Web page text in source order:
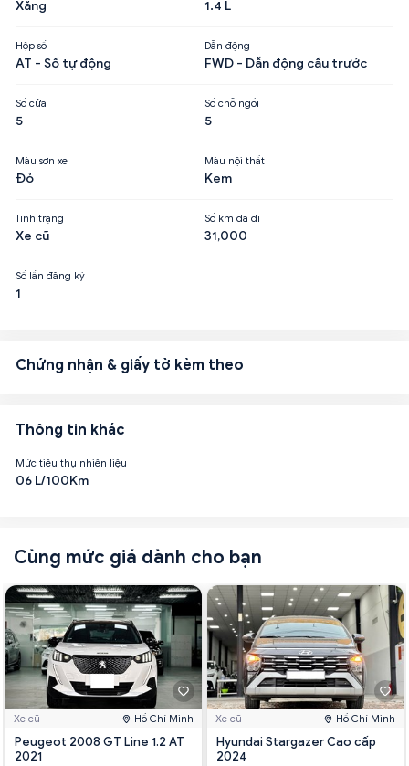
Xăng 1.4 L
Hộp số
AT - Số tự động
Dẫn động
FWD - Dẫn động cầu trước
Số cửa
5
Số chỗ ngồi
5
Màu sơn xe
Đỏ
Màu nội thất
Kem
Tình trạng
Xe cũ
Số km đã đi
31,000
Số lần đăng ký
1
Chứng nhận & giấy tờ kèm theo
Thông tin khác
Mức tiêu thụ nhiên liệu
06 L/100Km
Cùng mức giá dành cho bạn
Xe cũ Hồ Chí Minh
Peugeot 2008 GT Line 1.2 AT
2021
Xe cũ Hồ Chí Minh
Hyundai Stargazer Cao cấp
2024